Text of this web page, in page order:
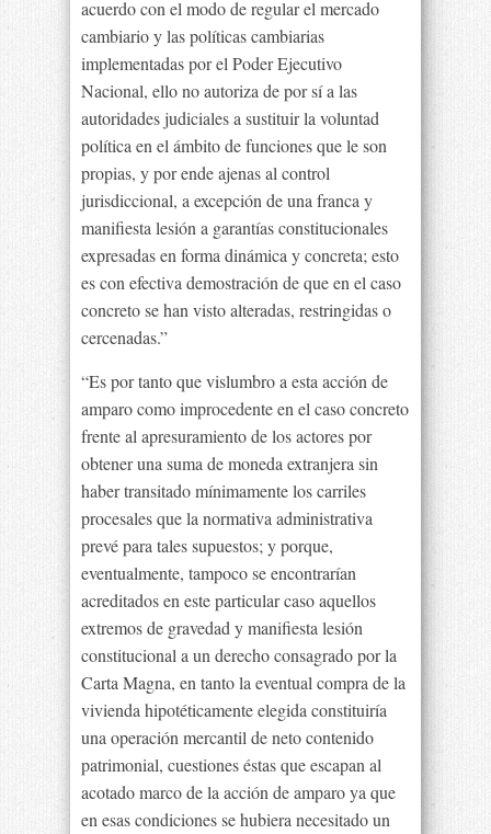
acuerdo con el modo de regular el mercado
cambiario y las políticas cambiarias
implementadas por el Poder Ejecutivo
Nacional, ello no autoriza de por sí a las
autoridades judiciales a sustituir la voluntad
política en el ámbito de funciones que le son
propias, y por ende ajenas al control
jurisdiccional, a excepción de una franca y
manifiesta lesión a garantías constitucionales
expresadas en forma dinámica y concreta; esto
es con efectiva demostración de que en el caso
concreto se han visto alteradas, restringidas o
cercenadas.”
“Es por tanto que vislumbro a esta acción de
amparo como improcedente en el caso concreto
frente al apresuramiento de los actores por
obtener una suma de moneda extranjera sin
haber transitado mínimamente los carriles
procesales que la normativa administrativa
prevé para tales supuestos; y porque,
eventualmente, tampoco se encontrarían
acreditados en este particular caso aquellos
extremos de gravedad y manifiesta lesión
constitucional a un derecho consagrado por la
Carta Magna, en tanto la eventual compra de la
vivienda hipotéticamente elegida constituiría
una operación mercantil de neto contenido
patrimonial, cuestiones éstas que escapan al
acotado marco de la acción de amparo ya que
en esas condiciones se hubiera necesitado un